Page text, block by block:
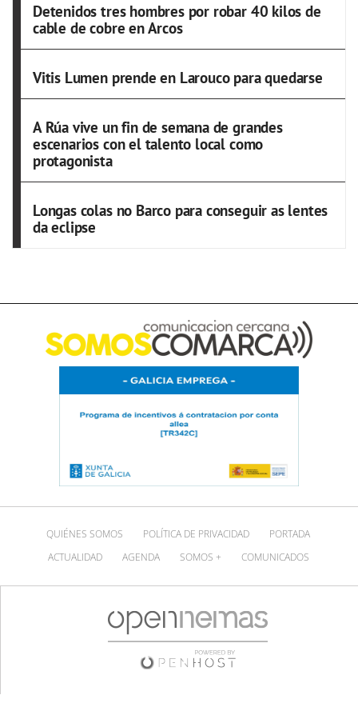
Detenidos tres hombres por robar 40 kilos de
cable de cobre en Arcos
Vitis Lumen prende en Larouco para quedarse
A Rúa vive un fin de semana de grandes
escenarios con el talento local como
protagonista
Longas colas no Barco para conseguir as lentes
da eclipse
QUIÉNES SOMOS POLÍTICA DE PRIVACIDAD
PORTADA
ACTUALIDAD
AGENDA SOMOS + COMUNICADOS